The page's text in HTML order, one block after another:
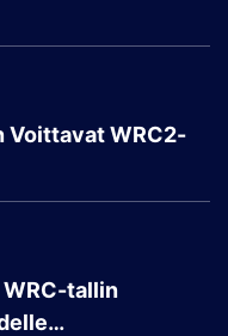
Voittavat WRC2-
WRC-tallin